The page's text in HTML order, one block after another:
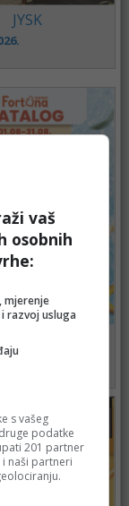
JYSK
vaš
osobnih
mjerenje
razvoj usluga
s vašeg
podatke
201 partner
naši partneri